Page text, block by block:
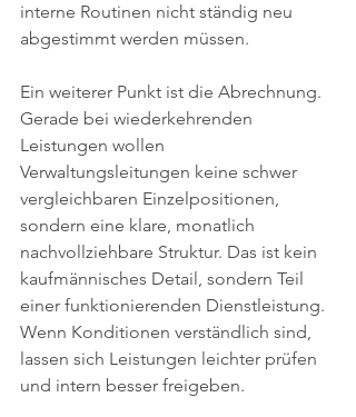
interne Routinen nicht ständig neu
abgestimmt werden müssen.
Ein weiterer Punkt ist die Abrechnung.
Gerade bei wiederkehrenden
Leistungen wollen
Verwaltungsleitungen keine schwer
vergleichbaren Einzelpositionen,
sondern eine klare, monatlich
nachvollziehbare Struktur. Das ist kein
kaufmännisches Detail, sondern Teil
einer funktionierenden Dienstleistung.
Wenn Konditionen verständlich sind,
lassen sich Leistungen leichter prüfen
und intern besser freigeben.